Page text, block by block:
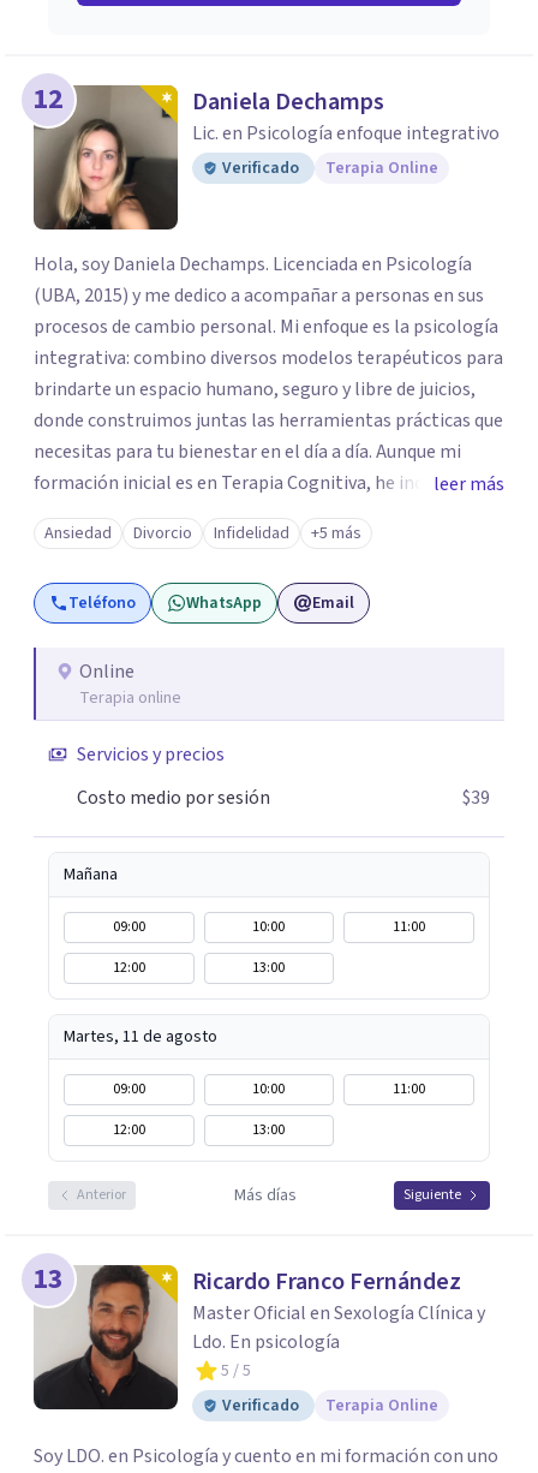
12 Daniela Dechamps
Lic. en Psicología enfoque integrativo
Verificado Terapia Online
Hola, soy Daniela Dechamps. Licenciada en Psicología
(UBA, 2015) y me dedico a acompañar a personas en sus
procesos de cambio personal. Mi enfoque es la psicología
integrativa: combino diversos modelos terapéuticos para
brindarte un espacio humano, seguro y libre de juicios,
donde construimos juntas las herramientas prácticas que
necesitas para tu bienestar en el día a día. Aunque mi
formación inicial es en Terapia Cognitiva, he incorporado
enfoques como el Mindfulness y la Terapia de Aceptación
y Compromiso (ACT), adaptando el tratamiento a tus
necesidades particulares. Mi trayectoria es internacional
(Argentina, Estados Unidos, Europa y Asia). Además,
conectando con la realidad de las islas. Mis servicios son
100% online y accesibles. Si buscas un espacio de escucha
leer más
Ansiedad Divorcio Infidelidad +5 más
Teléfono WhatsApp Email
Online
Terapia online
Servicios y precios
Costo medio por sesión
$39
Mañana
09:00 10:00
11:00
12:00
13:00
Martes, 11 de agosto
09:00 10:00
11:00
12:00
13:00
Anterior Más días Siguiente
13 Ricardo Franco Fernández
Master Oficial en Sexología Clínica y
Ldo. En psicología
5 / 5
Verificado
Terapia Online
Soy LDO. en Psicología y cuento en mi formación con uno